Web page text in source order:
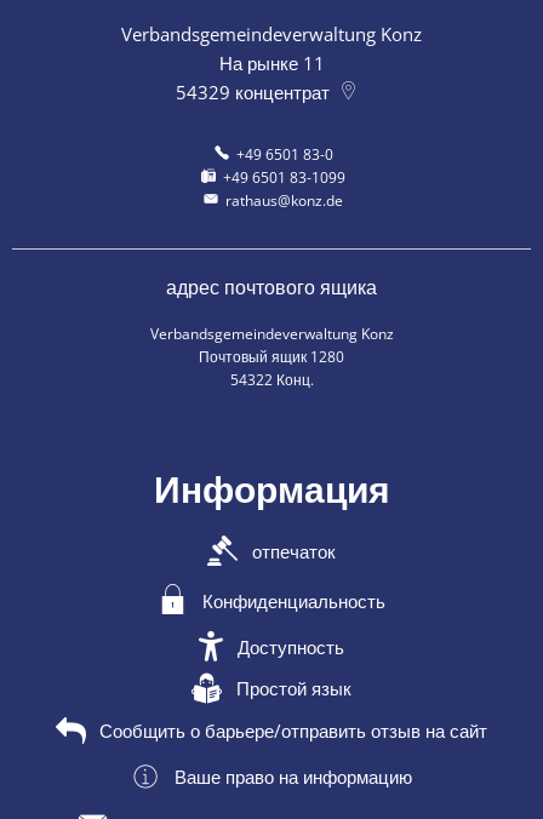
Verbandsgemeindeverwaltung Konz
На рынке 11
54329 концентрат
+49 6501 83-0
+49 6501 83-1099
rathaus@konz.de
адрес почтового ящика
Verbandsgemeindeverwaltung Konz
Почтовый ящик 1280
54322 Конц.
Информация
отпечаток
Конфиденциальность
Доступность
Простой язык
Сообщить о барьере/отправить отзыв на сайт
Ваше право на информацию